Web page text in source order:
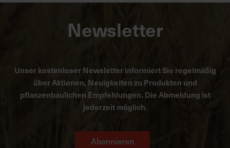
Newsletter
Unser kostenloser Newsletter informiert Sie regelmäßig
über Aktionen, Neuigkeiten zu Produkten und
pflanzenbaulichen Empfehlungen. Die Abmeldung ist
jederzeit möglich.
Abonnieren